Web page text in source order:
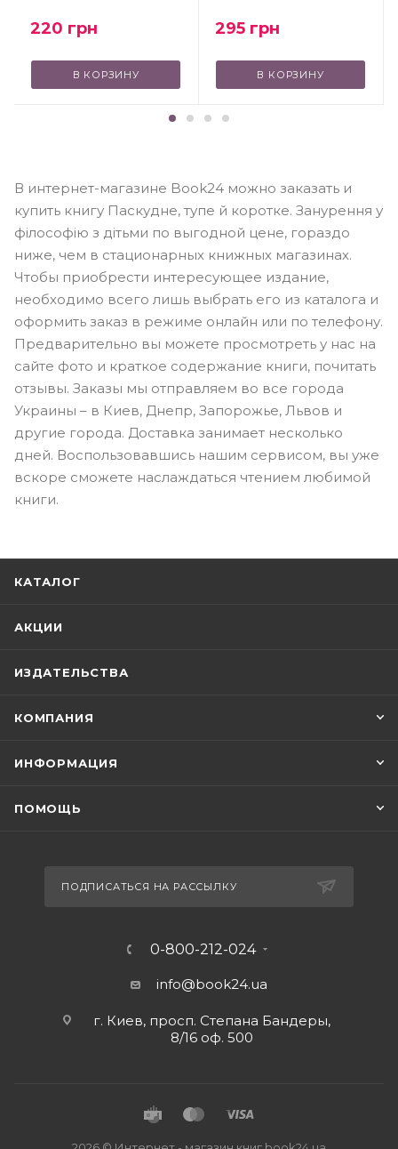
220 грн
В КОРЗИНУ
295 грн
В КОРЗИНУ
В интернет-магазине Book24 можно заказать и
купить книгу Паскудне, тупе й коротке. Занурення у
філософію з дітьми по выгодной цене, гораздо
ниже, чем в стационарных книжных магазинах.
Чтобы приобрести интересующее издание,
необходимо всего лишь выбрать его из каталога и
оформить заказ в режиме онлайн или по телефону.
Предварительно вы можете просмотреть у нас на
сайте фото и краткое содержание книги, почитать
отзывы. Заказы мы отправляем во все города
Украины – в Киев, Днепр, Запорожье, Львов и
другие города. Доставка занимает несколько
дней. Воспользовавшись нашим сервисом, вы уже
вскоре сможете наслаждаться чтением любимой
книги.
КАТАЛОГ
АКЦИИ
ИЗДАТЕЛЬСТВА
КОМПАНИЯ
ИНФОРМАЦИЯ
ПОМОЩЬ
ПОДПИСАТЬСЯ НА РАССЫЛКУ
0-800-212-024
info@book24.ua
г. Киев, просп. Степана Бандеры,
8/16 оф. 500